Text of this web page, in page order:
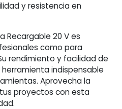
y resistencia en
Recargable 20 V es
como para
rendimiento y facilidad de
indispensable
Aprovecha la
proyectos con esta